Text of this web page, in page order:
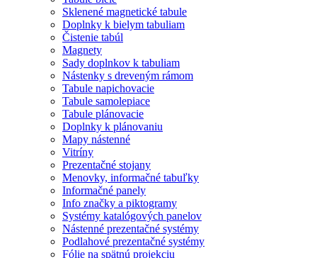
Sklenené magnetické tabule
Doplnky k bielym tabuliam
Čistenie tabúl
Magnety
Sady doplnkov k tabuliam
Nástenky s dreveným rámom
Tabule napichovacie
Tabule samolepiace
Tabule plánovacie
Doplnky k plánovaniu
Mapy nástenné
Vitríny
Prezentačné stojany
Menovky, informačné tabuľky
Informačné panely
Info značky a piktogramy
Systémy katalógových panelov
Nástenné prezentačné systémy
Podlahové prezentačné systémy
Fólie na spätnú projekciu